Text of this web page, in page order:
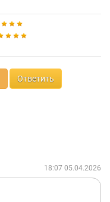
Ответить
18:07 05.04.2026